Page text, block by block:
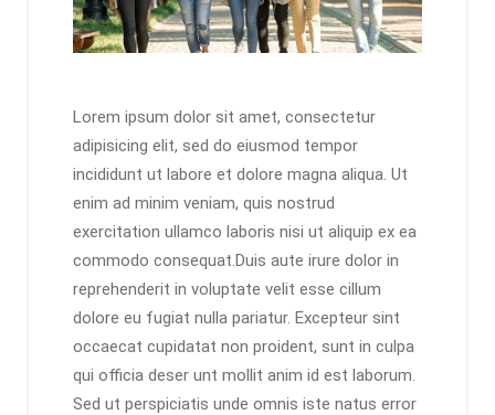
Lorem ipsum dolor sit amet, consectetur
adipisicing elit, sed do eiusmod tempor
incididunt ut labore et dolore magna aliqua. Ut
enim ad minim veniam, quis nostrud
exercitation ullamco laboris nisi ut aliquip ex ea
commodo consequat.Duis aute irure dolor in
reprehenderit in voluptate velit esse cillum
dolore eu fugiat nulla pariatur. Excepteur sint
occaecat cupidatat non proident, sunt in culpa
qui officia deser unt mollit anim id est laborum.
Sed ut perspiciatis unde omnis iste natus error